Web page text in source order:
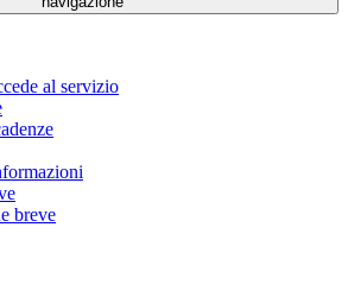
al servizio
breve